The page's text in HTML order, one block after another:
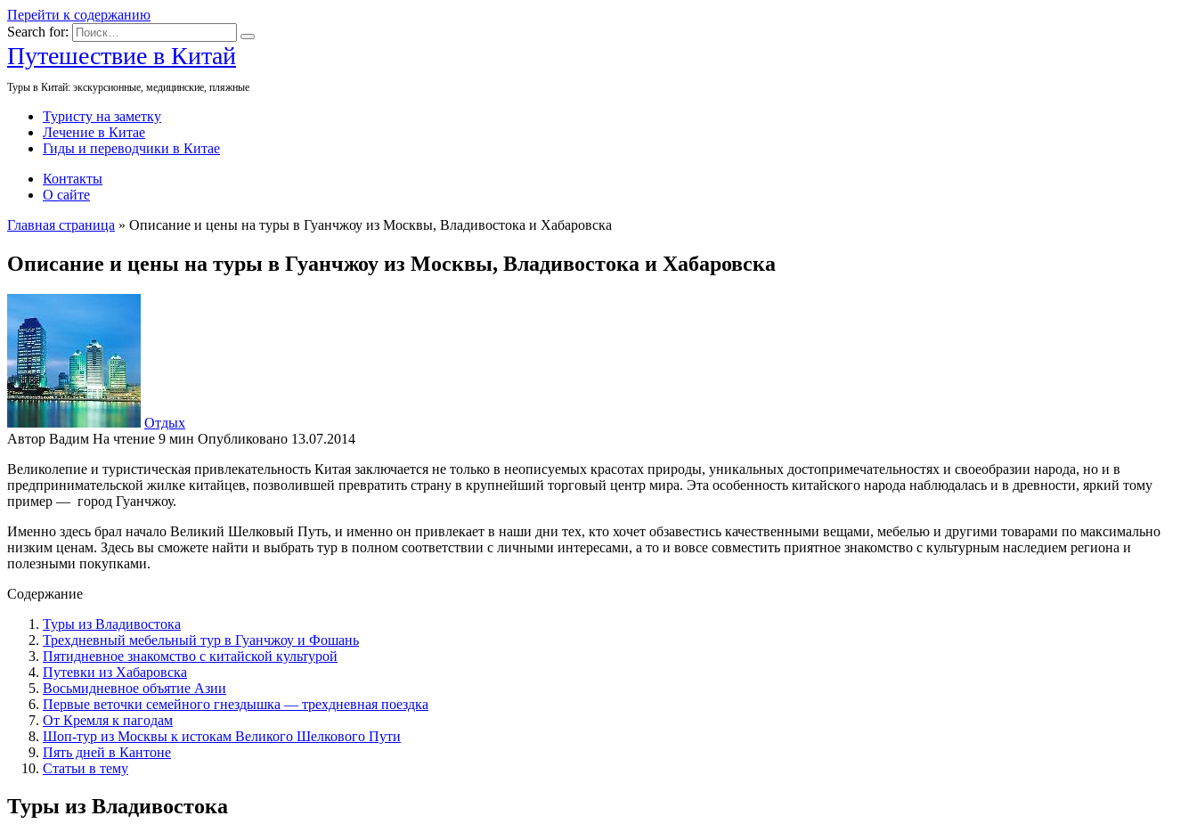
Перейти к содержанию
Search for:
Путешествие в Китай
Туры в Китай: экскурсионные, медицинские, пляжные
Туристу на заметку
Лечение в Китае
Гиды и переводчики в Китае
Контакты
О сайте
Главная страница » Описание и цены на туры в Гуанчжоу из Москвы, Владивостока и Хабаровска
Описание и цены на туры в Гуанчжоу из Москвы, Владивостока и Хабаровска
Отдых
Автор Вадим На чтение 9 мин Опубликовано 13.07.2014
Великолепие и туристическая привлекательность Китая заключается не только в неописуемых красотах природы, уникальных достопримечательностях и своеобразии народа, но и в
предпринимательской жилке китайцев, позволившей превратить страну в крупнейший торговый центр мира. Эта особенность китайского народа наблюдалась и в древности, яркий тому
пример — город Гуанчжоу.
Именно здесь брал начало Великий Шелковый Путь, и именно он привлекает в наши дни тех, кто хочет обзавестись качественными вещами, мебелью и другими товарами по максимально
низким ценам. Здесь вы сможете найти и выбрать тур в полном соответствии с личными интересами, а то и вовсе совместить приятное знакомство с культурным наследием региона и
полезными покупками.
Содержание
Туры из Владивостока
Трехдневный мебельный тур в Гуанчжоу и Фошань
Пятидневное знакомство с китайской культурой
Путевки из Хабаровска
Восьмидневное объятие Азии
Первые веточки семейного гнездышка — трехдневная поездка
От Кремля к пагодам
Шоп-тур из Москвы к истокам Великого Шелкового Пути
Пять дней в Кантоне
Статьи в тему
Туры из Владивостока